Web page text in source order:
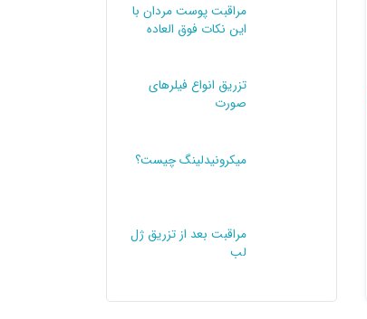
مراقبت پوست مردان با
این نکات فوق العاده
تزریق انواع فیلرهای
صورت
میکرونیدلینگ چیست؟
مراقبت بعد از تزریق ژل
لب